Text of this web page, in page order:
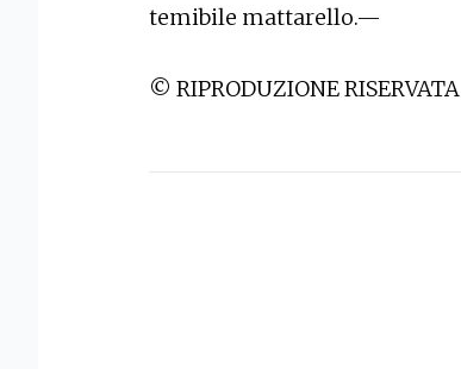
temibile mattarello.—
© RIPRODUZIONE RISERVATA